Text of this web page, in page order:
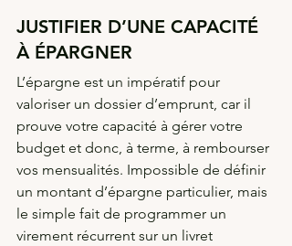
JUSTIFIER D’UNE CAPACITÉ
À ÉPARGNER
L’épargne est un impératif pour
valoriser un dossier d’emprunt, car il
prouve votre capacité à gérer votre
budget et donc, à terme, à rembourser
vos mensualités. Impossible de définir
un montant d’épargne particulier, mais
le simple fait de programmer un
virement récurrent sur un livret